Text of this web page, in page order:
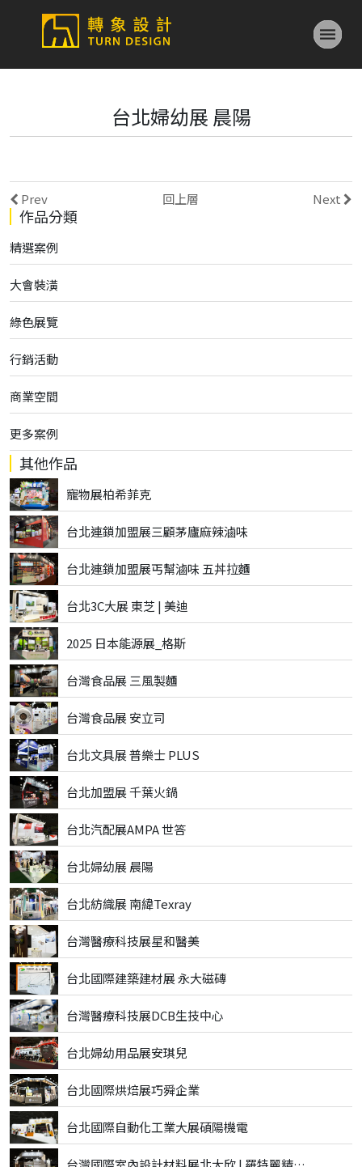
台北婦幼展 晨陽
Prev 回上層 Next
作品分類
精選案例
大會裝潢
綠色展覽
行銷活動
商業空間
更多案例
其他作品
寵物展柏希菲克
台北連鎖加盟展三顧茅廬麻辣滷味
台北連鎖加盟展丐幫滷味 五丼拉麵
台北3C大展 東芝 | 美迪
2025 日本能源展_格斯
台灣食品展 三風製麵
台灣食品展 安立司
台北文具展 普樂士 PLUS
台北加盟展 千葉火鍋
台北汽配展AMPA 世答
台北婦幼展 晨陽
台北紡織展 南緯Texray
台灣醫療科技展星和醫美
台北國際建築建材展 永大磁磚
台灣醫療科技展DCB生技中心
台北婦幼用品展安琪兒
台北國際烘焙展巧舜企業
台北國際自動化工業大展碩陽機電